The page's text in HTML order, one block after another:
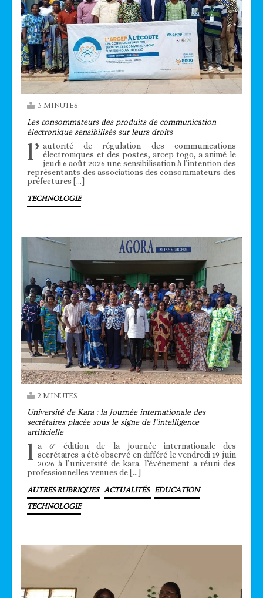
3 MINUTES
Les consommateurs des produits de communication
électronique sensibilisés sur leurs droits
l’ autorité de régulation des communications
électroniques et des postes, arcep togo, a animé le
jeudi 6 août 2026 une sensibilisation à l’intention des
représentants des associations des consommateurs des
préfectures […]
TECHNOLOGIE
2 MINUTES
Université de Kara : la Journée internationale des
secrétaires placée sous le signe de l’intelligence
artificielle
l a 6ᵉ édition de la journée internationale des
secrétaires a été observé en différé le vendredi 19 juin
2026 à l’université de kara. l’événement a réuni des
professionnelles venues de […]
AUTRES RUBRIQUES ACTUALITÉS EDUCATION
TECHNOLOGIE